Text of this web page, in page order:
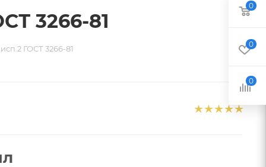
3266-81
ГОСТ 3266-81
0
0
0